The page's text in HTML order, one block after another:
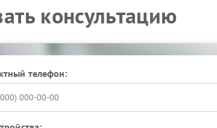
консультацию
телефон: